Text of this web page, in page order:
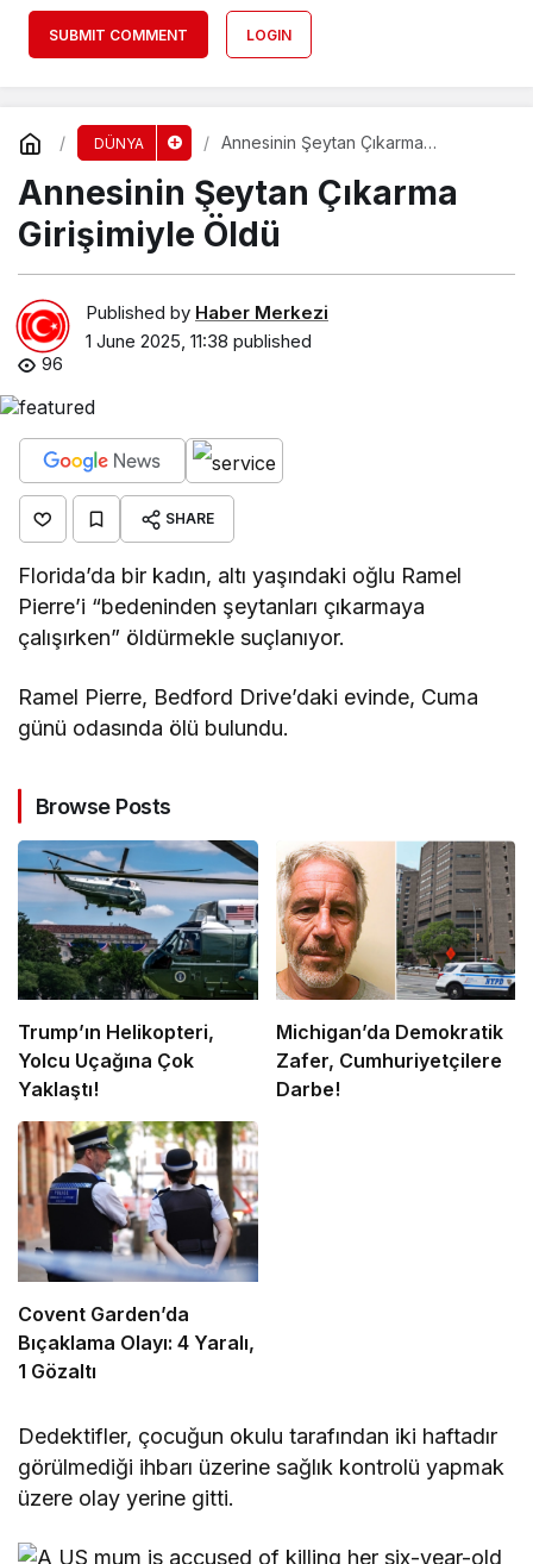
SUBMIT COMMENT LOGIN
DÜNYA
Annesinin Şeytan Çıkarma
Annesinin Şeytan Çıkarma
Girişimiyle Öldü
Published by Haber Merkezi
1 June 2025, 11:38 published
96
SHARE
Florida’da bir kadın, altı yaşındaki oğlu Ramel
Pierre’i “bedeninden şeytanları çıkarmaya
çalışırken” öldürmekle suçlanıyor.
Ramel Pierre, Bedford Drive’daki evinde, Cuma
günü odasında ölü bulundu.
Browse Posts
Trump’ın Helikopteri,
Yolcu Uçağına Çok
Yaklaştı!
Michigan’da Demokratik
Zafer, Cumhuriyetçilere
Darbe!
Covent Garden’da
Bıçaklama Olayı: 4 Yaralı,
1 Gözaltı
Dedektifler, çocuğun okulu tarafından iki haftadır
görülmediği ihbarı üzerine sağlık kontrolü yapmak
üzere olay yerine gitti.